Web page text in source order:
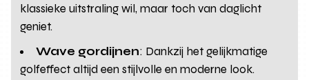
klassieke uitstraling wil, maar toch van daglicht
geniet.
Wave gordijnen: Dankzij het gelijkmatige
golfeffect altijd een stijlvolle en moderne look.